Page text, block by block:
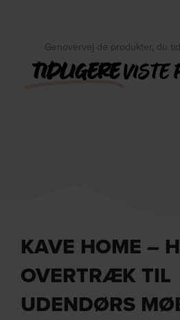
Genovervej de produkter, du
TIDLIGEREVISTE
KAVE HOME –
OVERTRÆK TIL
UDENDØRS